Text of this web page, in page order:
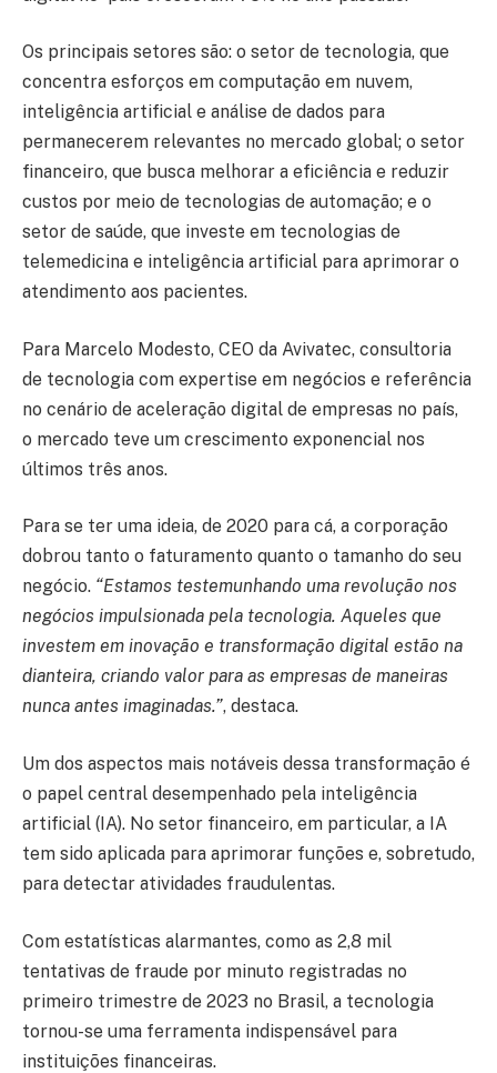
Os principais setores são: o setor de tecnologia, que
concentra esforços em computação em nuvem,
inteligência artificial e análise de dados para
permanecerem relevantes no mercado global; o setor
financeiro, que busca melhorar a eficiência e reduzir
custos por meio de tecnologias de automação; e o
setor de saúde, que investe em tecnologias de
telemedicina e inteligência artificial para aprimorar o
atendimento aos pacientes.
Para Marcelo Modesto, CEO da Avivatec, consultoria
de tecnologia com expertise em negócios e referência
no cenário de aceleração digital de empresas no país,
o mercado teve um crescimento exponencial nos
últimos três anos.
Para se ter uma ideia, de 2020 para cá, a corporação
dobrou tanto o faturamento quanto o tamanho do seu
negócio. “Estamos testemunhando uma revolução nos
negócios impulsionada pela tecnologia. Aqueles que
investem em inovação e transformação digital estão na
dianteira, criando valor para as empresas de maneiras
nunca antes imaginadas.”, destaca.
Um dos aspectos mais notáveis dessa transformação é
o papel central desempenhado pela inteligência
artificial (IA). No setor financeiro, em particular, a IA
tem sido aplicada para aprimorar funções e, sobretudo,
para detectar atividades fraudulentas.
Com estatísticas alarmantes, como as 2,8 mil
tentativas de fraude por minuto registradas no
primeiro trimestre de 2023 no Brasil, a tecnologia
tornou-se uma ferramenta indispensável para
instituições financeiras.